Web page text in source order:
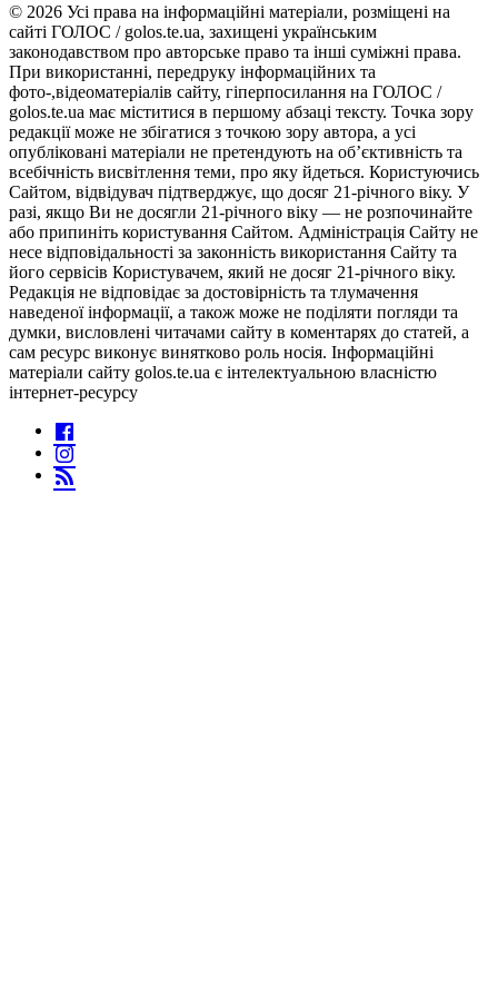
© 2026 Усі права на інформаційні матеріали, розміщені на
сайті ГОЛОС / golos.te.ua, захищені українським
законодавством про авторське право та інші суміжні права.
При використанні, передруку інформаційних та
фото-,відеоматеріалів сайту, гіперпосилання на ГОЛОС /
golos.te.ua має міститися в першому абзаці тексту. Точка зору
редакції може не збігатися з точкою зору автора, а усі
опубліковані матеріали не претендують на об’єктивність та
всебічність висвітлення теми, про яку йдеться. Користуючись
Сайтом, відвідувач підтверджує, що досяг 21-річного віку. У
разі, якщо Ви не досягли 21-річного віку — не розпочинайте
або припиніть користування Сайтом. Адміністрація Сайту не
несе відповідальності за законність використання Сайту та
його сервісів Користувачем, який не досяг 21-річного віку.
Редакція не відповідає за достовірність та тлумачення
наведеної інформації, а також може не поділяти погляди та
думки, висловлені читачами сайту в коментарях до статей, а
сам ресурс виконує винятково роль носія. Інформаційні
матеріали сайту golos.te.ua є інтелектуальною власністю
інтернет-ресурсу